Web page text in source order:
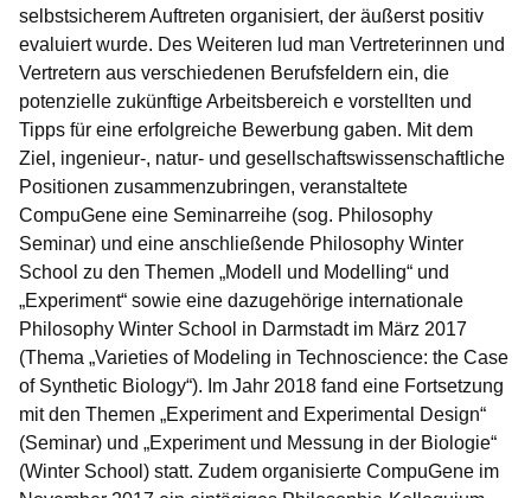
selbstsicherem Auftreten organisiert, der äußerst positiv
evaluiert wurde. Des Weiteren lud man Vertreterinnen und
Vertretern aus verschiedenen Berufsfeldern ein, die
potenzielle zukünftige Arbeitsbereich e vorstellten und
Tipps für eine erfolgreiche Bewerbung gaben. Mit dem
Ziel, ingenieur-, natur- und gesellschaftswissenschaftliche
Positionen zusammenzubringen, veranstaltete
CompuGene eine Seminarreihe (sog. Philosophy
Seminar) und eine anschließende Philosophy Winter
School zu den Themen „Modell und Modelling“ und
„Experiment“ sowie eine dazugehörige internationale
Philosophy Winter School in Darmstadt im März 2017
(Thema „Varieties of Modeling in Technoscience: the Case
of Synthetic Biology“). Im Jahr 2018 fand eine Fortsetzung
mit den Themen „Experiment and Experimental Design“
(Seminar) und „Experiment und Messung in der Biologie“
(Winter School) statt. Zudem organisierte CompuGene im